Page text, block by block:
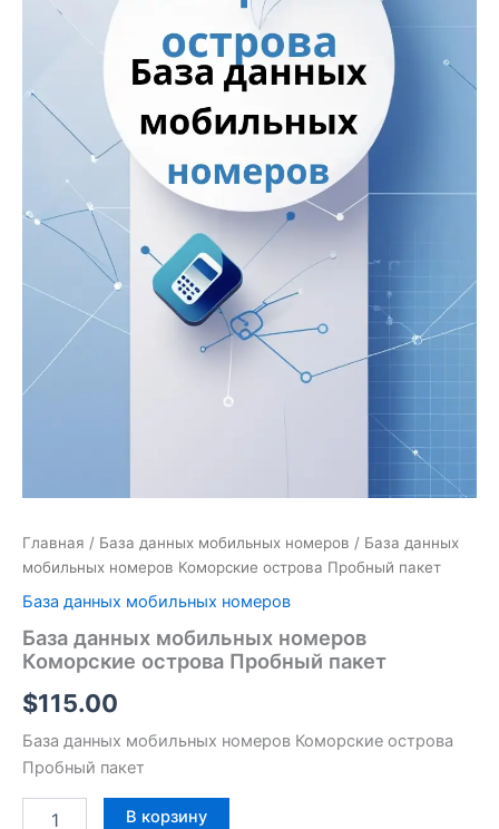
Главная / База данных мобильных номеров / База данных
мобильных номеров Коморские острова Пробный пакет
База данных мобильных номеров
База данных мобильных номеров
Коморские острова Пробный пакет
$115.00
База данных мобильных номеров Коморские острова
Пробный пакет
В корзину